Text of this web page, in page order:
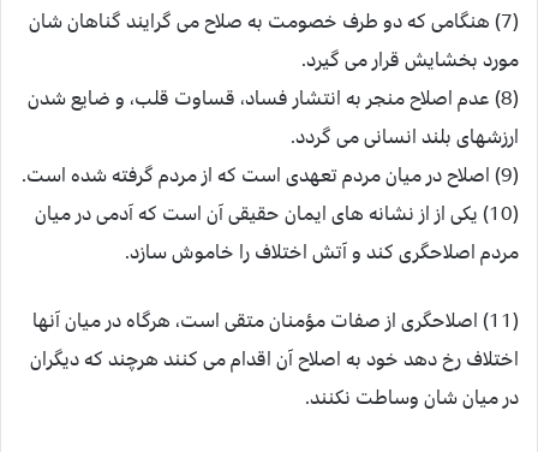
(7) هنگامی که دو طرف خصومت به صلاح می گرایند گناهان شان
مورد بخشایش قرار می گیرد.
(8) عدم اصلاح منجر به انتشار فساد، قساوت قلب، و ضایع شدن
ارزشهای بلند انسانی می گردد.
(9) اصلاح در میان مردم تعهدی است که از مردم گرفته شده است.
(10) یکی از از نشانه های ایمان حقیقی آن است که آدمی در میان
مردم اصلاحگری کند و آتش اختلاف را خاموش سازد.
(11) اصلاحگری از صفات مؤمنان متقی است، هرگاه در میان آنها
اختلاف رخ دهد خود به اصلاح آن اقدام می کنند هرچند که دیگران
در میان شان وساطت نکنند.